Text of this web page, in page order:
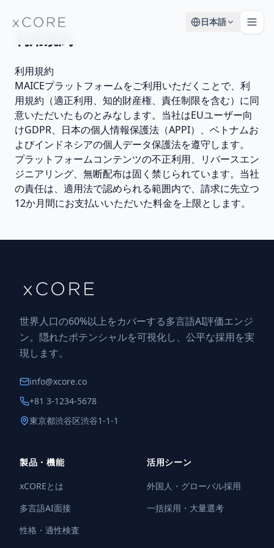
日本語
利用規約
MAICEプラットフォームをご利用いただくことで、利
用規約（適正利用、知的財産権、責任制限を含む）に同
意いただいたものとみなします。当社はEUユーザー向
けGDPR、日本の個人情報保護法（APPI）、ベトナムお
よびインドネシアの個人データ保護法を遵守します。
プラットフォームコンテンツの不正利用、リバースエン
ジニアリング、無断配布は固く禁じられています。当社
の責任は、適用法で認められる範囲内で、請求に先立つ
12か月間にお支払いいただいた料金を上限とします。
世界人口の60%以上をカバーする多言語AI評価エンジ
ン。隠れたポテンシャルを可視化し、公平な採用を実
現します。
info@xcore.co
+81 3-1234-5678
東京都渋谷区渋谷1-1-1
製品・機能
xCOREとは
多言語AI面接
性格・適性検査
活用シーン
外国人・グローバル採用
一括採用・大量選考